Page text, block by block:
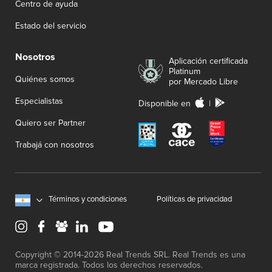
Centro de ayuda
Estado del servicio
Nosotros
Quiénes somos
Especialistas
Quiero ser Partner
Trabajá con nosotros
Aplicación certificada
Platinum
por Mercado Libre
Disponible en |
Términos y condiciones Políticas de privacidad
Copyright © 2014-2026 Real Trends SRL. Real Trends es una
marca registrada. Todos los derechos reservados.